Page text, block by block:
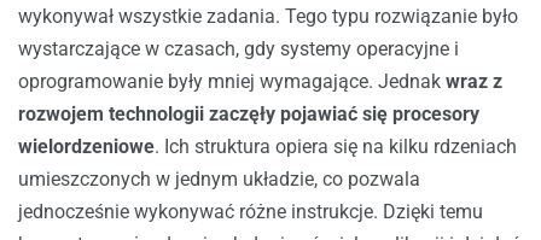
wykonywał wszystkie zadania. Tego typu rozwiązanie było
wystarczające w czasach, gdy systemy operacyjne i
oprogramowanie były mniej wymagające. Jednak wraz z
rozwojem technologii zaczęły pojawiać się procesory
wielordzeniowe. Ich struktura opiera się na kilku rdzeniach
umieszczonych w jednym układzie, co pozwala
jednocześnie wykonywać różne instrukcje. Dzięki temu